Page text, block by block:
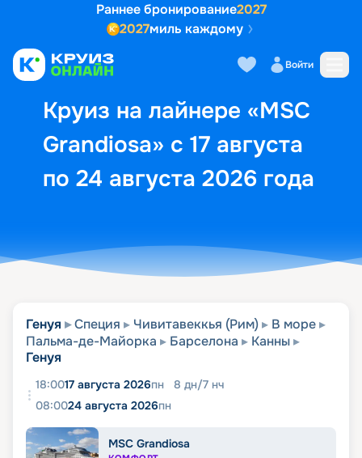
Раннее бронирование2027
2027миль каждому
Войти
Круиз на лайнере «MSC
Grandiosa» с 17 августа
по 24 августа 2026 года
Выбор кают Маршрут и
Генуя Специя Чивитавеккья (Рим)
В море
Пальма-де-Майорка
Барселона
Канны
Генуя
18:0017 августа 2026пн 8 дн/7 нч
08:0024 августа 2026пн
MSC Grandiosa